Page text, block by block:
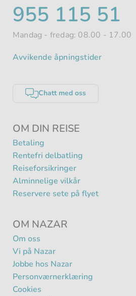
OM DIN REISE
Betaling
Rentefri delbatling
Reiseforsikringer
Alminnelige vilkår
Reservere sete på flyet
OM NAZAR
Om oss
Vi på Nazar
Jobbe hos Nazar
Personværnerklæring
Cookies
955 115 51
Mandag - fredag: 08.00 - 17.00
Avvikende åpningstider
Chatt med oss